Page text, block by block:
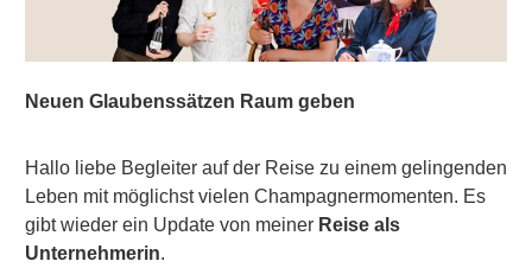
Neuen Glaubenssätzen Raum geben
Hallo liebe Begleiter auf der Reise zu einem gelingenden
Leben mit möglichst vielen Champagnermomenten. Es
gibt wieder ein Update von meiner Reise als
Unternehmerin.